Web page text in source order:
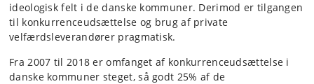
ideologisk felt i de danske kommuner. Derimod er tilgangen
til konkurrenceudsættelse og brug af private
velfærdsleverandører pragmatisk.
Fra 2007 til 2018 er omfanget af konkurrenceudsættelse i
danske kommuner steget, så godt 25% af de